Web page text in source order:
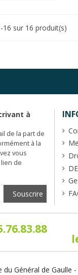
16 sur 16 produit(s)
à
de la part de
à la
vous
de
Général de